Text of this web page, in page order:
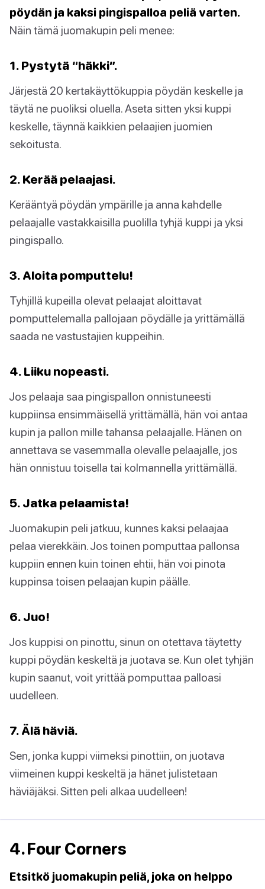
pöydän ja kaksi pingispalloa peliä varten.
Näin tämä juomakupin peli menee:
1. Pystytä “häkki”.
Järjestä 20 kertakäyttökuppia pöydän keskelle ja
täytä ne puoliksi oluella. Aseta sitten yksi kuppi
keskelle, täynnä kaikkien pelaajien juomien
sekoitusta.
2. Kerää pelaajasi.
Kerääntyä pöydän ympärille ja anna kahdelle
pelaajalle vastakkaisilla puolilla tyhjä kuppi ja yksi
pingispallo.
3. Aloita pomputtelu!
Tyhjillä kupeilla olevat pelaajat aloittavat
pomputtelemalla pallojaan pöydälle ja yrittämällä
saada ne vastustajien kuppeihin.
4. Liiku nopeasti.
Jos pelaaja saa pingispallon onnistuneesti
kuppiinsa ensimmäisellä yrittämällä, hän voi antaa
kupin ja pallon mille tahansa pelaajalle. Hänen on
annettava se vasemmalla olevalle pelaajalle, jos
hän onnistuu toisella tai kolmannella yrittämällä.
5. Jatka pelaamista!
Juomakupin peli jatkuu, kunnes kaksi pelaajaa
pelaa vierekkäin. Jos toinen pomputtaa pallonsa
kuppiin ennen kuin toinen ehtii, hän voi pinota
kuppinsa toisen pelaajan kupin päälle.
6. Juo!
Jos kuppisi on pinottu, sinun on otettava täytetty
kuppi pöydän keskeltä ja juotava se. Kun olet tyhjän
kupin saanut, voit yrittää pomputtaa palloasi
uudelleen.
7. Älä häviä.
Sen, jonka kuppi viimeksi pinottiin, on juotava
viimeinen kuppi keskeltä ja hänet julistetaan
häviäjäksi. Sitten peli alkaa uudelleen!
4. Four Corners
Etsitkö juomakupin peliä, joka on helppo